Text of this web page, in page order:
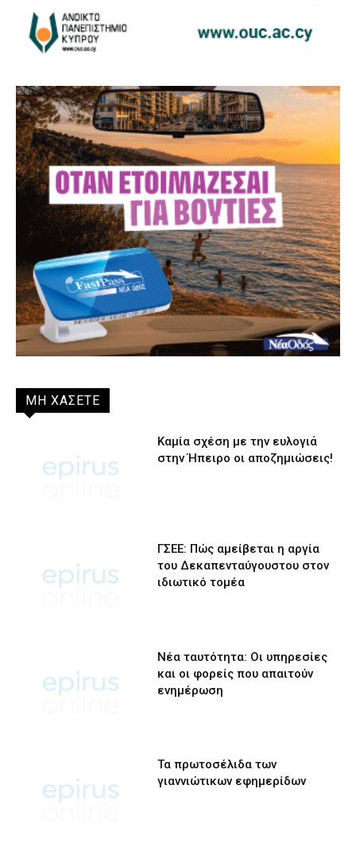
ΜΗ ΧΑΣΕΤΕ
Καμία σχέση με την ευλογιά
στην Ήπειρο οι αποζημιώσεις!
ΓΣΕΕ: Πώς αμείβεται η αργία
του Δεκαπενταύγουστου στον
ιδιωτικό τομέα
Νέα ταυτότητα: Οι υπηρεσίες
και οι φορείς που απαιτούν
ενημέρωση
Τα πρωτοσέλιδα των
γιαννιώτικων εφημερίδων